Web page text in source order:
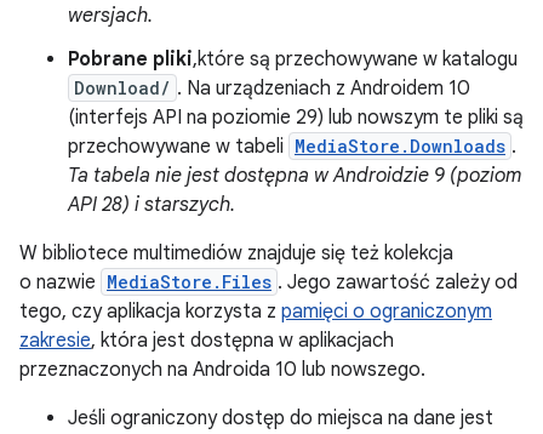
wersjach.
Pobrane pliki,które są przechowywane w katalogu
Download/ . Na urządzeniach z Androidem 10
(interfejs API na poziomie 29) lub nowszym te pliki są
przechowywane w tabeli MediaStore.Downloads .
Ta tabela nie jest dostępna w Androidzie 9 (poziom
API 28) i starszych.
W bibliotece multimediów znajduje się też kolekcja
o nazwie MediaStore.Files . Jego zawartość zależy od
tego, czy aplikacja korzysta z pamięci o ograniczonym
zakresie, która jest dostępna w aplikacjach
przeznaczonych na Androida 10 lub nowszego.
Jeśli ograniczony dostęp do miejsca na dane jest